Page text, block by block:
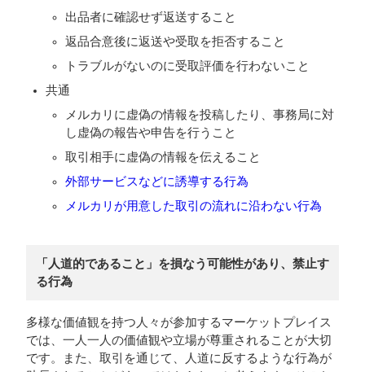
出品者に確認せず返送すること
返品合意後に返送や受取を拒否すること
トラブルがないのに受取評価を行わないこと
共通
メルカリに虚偽の情報を投稿したり、事務局に対
し虚偽の報告や申告を行うこと
取引相手に虚偽の情報を伝えること
外部サービスなどに誘導する行為
メルカリが用意した取引の流れに沿わない行為
「人道的であること」を損なう可能性があり、禁止す
る行為
多様な価値観を持つ人々が参加するマーケットプレイス
では、一人一人の価値観や立場が尊重されることが大切
です。また、取引を通じて、人道に反するような行為が